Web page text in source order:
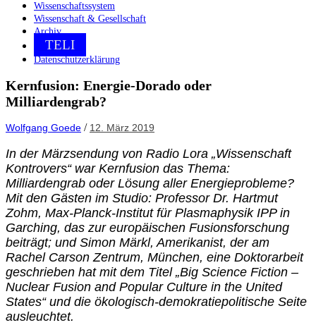
Wissenschaftssystem
Wissenschaft & Gesellschaft
Archiv
TELI
Datenschutzerklärung
Kernfusion: Energie-Dorado oder
Milliardengrab?
Wolfgang Goede / 12. März 2019
In der Märzsendung von Radio Lora „Wissenschaft
Kontrovers“ war Kernfusion das Thema:
Milliardengrab oder Lösung aller Energieprobleme?
Mit den Gästen im Studio: Professor Dr. Hartmut
Zohm, Max-Planck-Institut für Plasmaphysik IPP in
Garching, das zur europäischen Fusionsforschung
beiträgt; und Simon Märkl, Amerikanist, der am
Rachel Carson Zentrum, München, eine Doktorarbeit
geschrieben hat mit dem Titel „Big Science Fiction –
Nuclear Fusion and Popular Culture in the United
States“ und die ökologisch-demokratiepolitische Seite
ausleuchtet.